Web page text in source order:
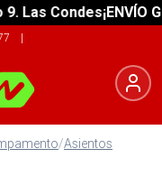
Condes¡ENVÍO
|
/Asientos